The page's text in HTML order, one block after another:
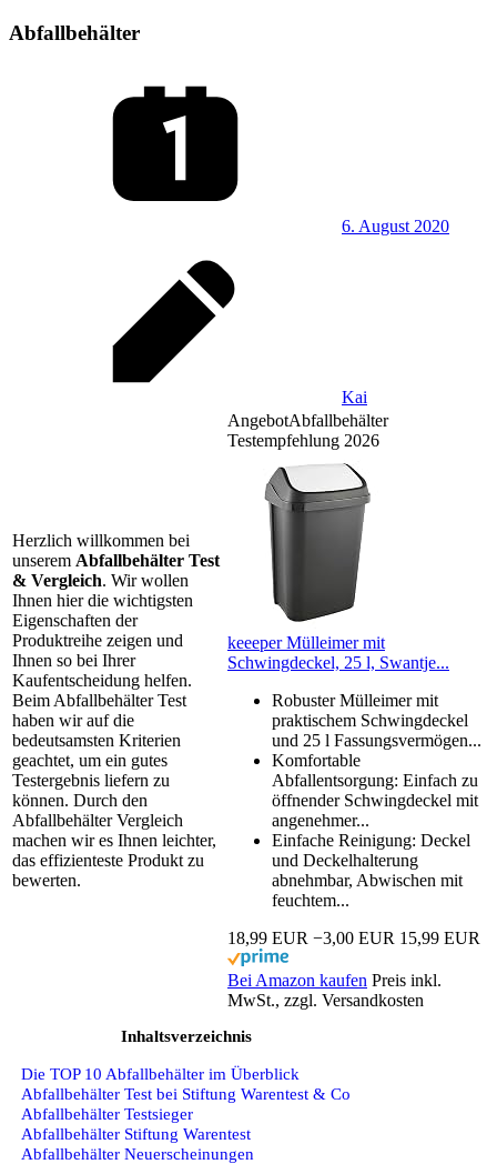
Abfallbehälter
6. August 2020
Kai
Herzlich willkommen bei
unserem Abfallbehälter Test
& Vergleich. Wir wollen
Ihnen hier die wichtigsten
Eigenschaften der
Produktreihe zeigen und
Ihnen so bei Ihrer
Kaufentscheidung helfen.
Beim Abfallbehälter Test
haben wir auf die
bedeutsamsten Kriterien
geachtet, um ein gutes
Testergebnis liefern zu
können. Durch den
Abfallbehälter Vergleich
machen wir es Ihnen leichter,
das effizienteste Produkt zu
bewerten.
AngebotAbfallbehälter
Testempfehlung 2026
keeeper Mülleimer mit
Schwingdeckel, 25 l, Swantje...
Robuster Mülleimer mit
praktischem Schwingdeckel
und 25 l Fassungsvermögen...
Komfortable
Abfallentsorgung: Einfach zu
öffnender Schwingdeckel mit
angenehmer...
Einfache Reinigung: Deckel
und Deckelhalterung
abnehmbar, Abwischen mit
feuchtem...
18,99 EUR −3,00 EUR 15,99 EUR
Bei Amazon kaufen Preis inkl.
MwSt., zzgl. Versandkosten
Inhaltsverzeichnis
Die TOP 10 Abfallbehälter im Überblick
Abfallbehälter Test bei Stiftung Warentest & Co
Abfallbehälter Testsieger
Abfallbehälter Stiftung Warentest
Abfallbehälter Neuerscheinungen